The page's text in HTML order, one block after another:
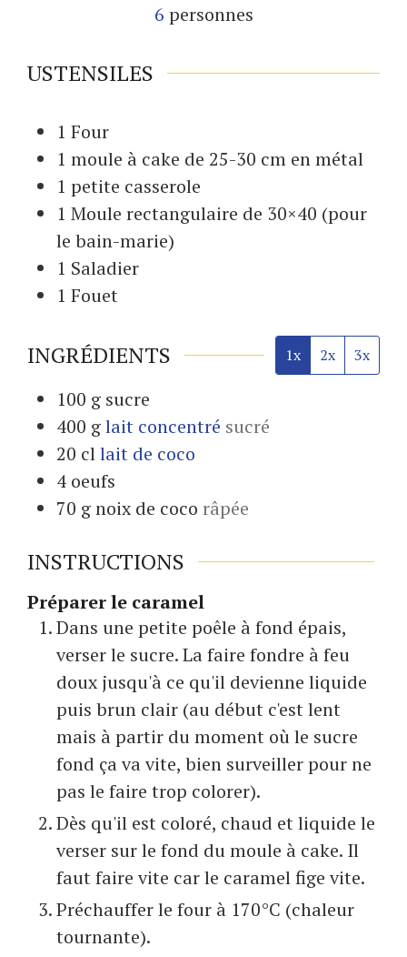
6 personnes
USTENSILES
1 Four
1 moule à cake de 25-30 cm en métal
1 petite casserole
1 Moule rectangulaire de 30×40 (pour
le bain-marie)
1 Saladier
1 Fouet
INGRÉDIENTS 1x 2x 3x
100 g sucre
400 glait concentré sucré
20 cllait de coco
4 oeufs
70 gnoix de coco râpée
INSTRUCTIONS
Préparer le caramel
Dans une petite poêle à fond épais,
verser le sucre. La faire fondre à feu
doux jusqu'à ce qu'il devienne liquide
puis brun clair (au début c'est lent
mais à partir du moment où le sucre
fond ça va vite, bien surveiller pour ne
pas le faire trop colorer).
Dès qu'il est coloré, chaud et liquide le
verser sur le fond du moule à cake. Il
faut faire vite car le caramel fige vite.
Préchauffer le four à 170°C (chaleur
tournante).